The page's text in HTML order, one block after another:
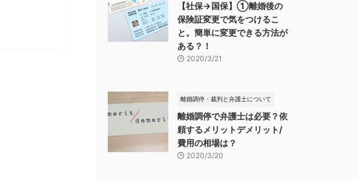
【社保→国保】①離婚後の
保険証変更で気をつけるこ
と。簡単に変更できる方法が
ある？！
2020/3/21
離婚調停・裁判と弁護士について
離婚調停で弁護士は必要？依
頼するメリットデメリット/
費用の相場は？
2020/3/20